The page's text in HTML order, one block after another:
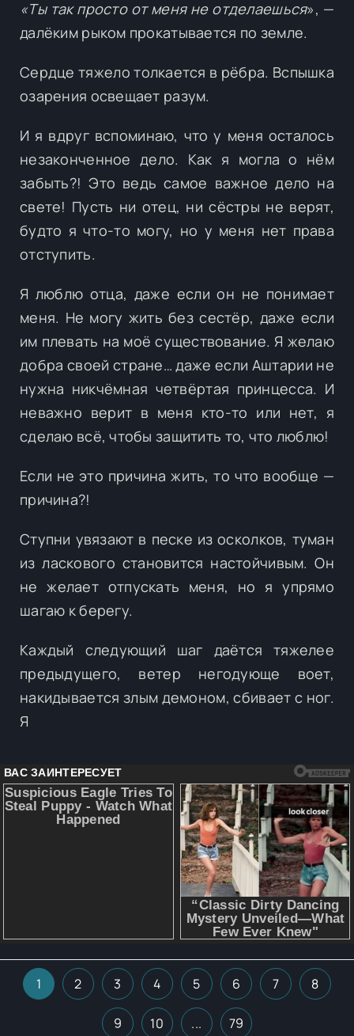
«Ты так просто от меня не отделаешься», —
далёким рыком прокатывается по земле.
Сердце тяжело толкается в рёбра. Вспышка
озарения освещает разум.
И я вдруг вспоминаю, что у меня осталось
незаконченное дело. Как я могла о нём
забыть?! Это ведь самое важное дело на
свете! Пусть ни отец, ни сёстры не верят,
будто я что-то могу, но у меня нет права
отступить.
Я люблю отца, даже если он не понимает
меня. Не могу жить без сестёр, даже если
им плевать на моё существование. Я желаю
добра своей стране… даже если Аштарии не
нужна никчёмная четвёртая принцесса. И
неважно верит в меня кто-то или нет, я
сделаю всё, чтобы защитить то, что люблю!
Если не это причина жить, то что вообще —
причина?!
Ступни увязают в песке из осколков, туман
из ласкового становится настойчивым. Он
не желает отпускать меня, но я упрямо
шагаю к берегу.
Каждый следующий шаг даётся тяжелее
предыдущего, ветер негодующе воет,
накидывается злым демоном, сбивает с ног.
Я
1 2 3 4 5 6 7 8
9 10 ... 79